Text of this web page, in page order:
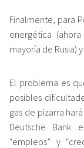
Finalmente, para
energética
mayoría de Rusia)
El problema es
posibles
gas de pizarra
Deutsche Bank
“empleos” y